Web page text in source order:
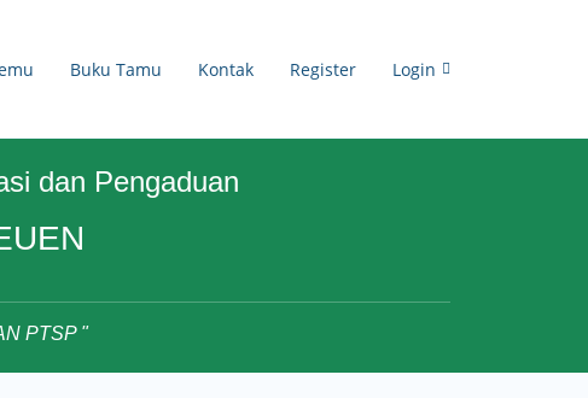
Buku Tamu Kontak Register Login
dan Pengaduan
PTSP "